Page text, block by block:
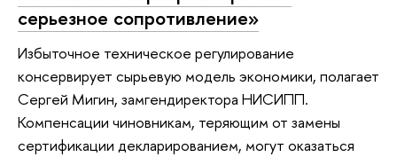
серьезное сопротивление»
Избыточное техническое регулирование
консервирует сырьевую модель экономики, полагает
Сергей Мигин, замгендиректора НИСИПП.
Компенсации чиновникам, теряющим от замены
сертификации декларированием, могут оказаться